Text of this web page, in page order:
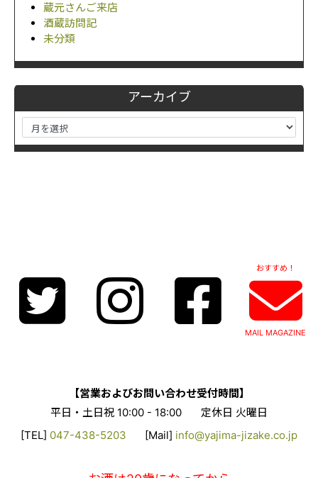
蔵元さんご来店
酒蔵訪問記
未分類
アーカイブ
おすすめ！
MAIL MAGAZINE
【営業およびお問い合わせ受付時間】
平日・土日祝 10:00 - 18:00
定休日 火曜日
[TEL] 047-438-5203 [Mail] info@yajima-jizake.co.jp